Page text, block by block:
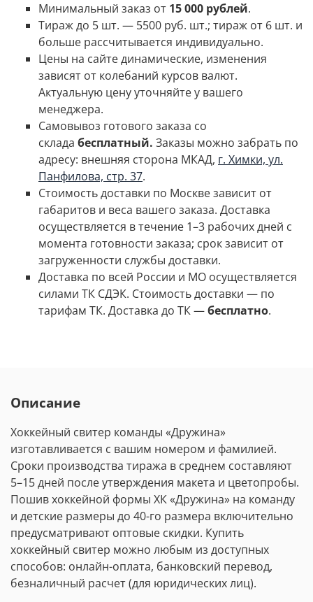
Минимальный заказ от 15 000 рублей.
Тираж до 5 шт. — 5500 руб. шт.; тираж от 6 шт. и
больше рассчитывается индивидуально.
Цены на сайте динамические, изменения
зависят от колебаний курсов валют.
Актуальную цену уточняйте у вашего
менеджера.
Самовывоз готового заказа со
склада бесплатный. Заказы можно забрать по
адресу: внешняя сторона МКАД, г. Химки, ул.
Панфилова, стр. 37.
Стоимость доставки по Москве зависит от
габаритов и веса вашего заказа. Доставка
осуществляется в течение 1–3 рабочих дней с
момента готовности заказа; срок зависит от
загруженности службы доставки.
Доставка по всей России и МО осуществляется
силами ТК СДЭК. Стоимость доставки — по
тарифам ТК. Доставка до ТК —бесплатно.
Описание
Хоккейный свитер команды «Дружина»
изготавливается с вашим номером и фамилией.
Сроки производства тиража в среднем составляют
5–15 дней после утверждения макета и цветопробы.
Пошив хоккейной формы ХК«Дружина» на команду
и детские размеры до 40-го размера включительно
предусматривают оптовые скидки. Купить
хоккейный свитер можно любым из доступных
способов: онлайн-оплата, банковский перевод,
безналичный расчет (для юридических лиц).